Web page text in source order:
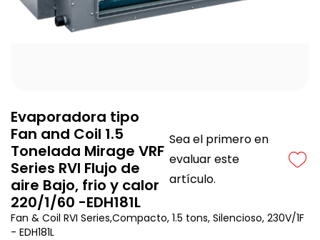
Evaporadora tipo
Fan and Coil 1.5
Tonelada Mirage VRF
Series RVI Flujo de
aire Bajo, frio y calor
220/1/60 -EDH181L
Sea el primero en
evaluar este
artículo.
Fan & Coil RVI Series,Compacto, 1.5 tons, Silencioso, 230V/1F
- EDH181L